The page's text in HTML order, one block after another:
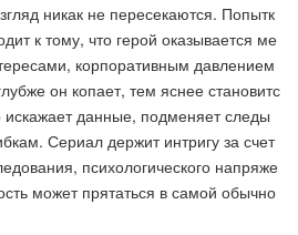
никак не пересекаются. Попытк
к тому, что герой оказывается ме
корпоративным давлением
он копает, тем яснее становитс
искажает данные, подменяет следы
Сериал держит интригу за счет
психологического напряже
может прятаться в самой обычно